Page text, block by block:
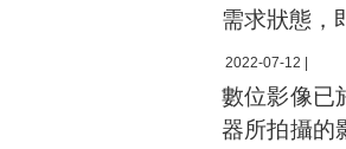
需求狀態，
2022-07-12 |
數位影像已
器所拍攝的